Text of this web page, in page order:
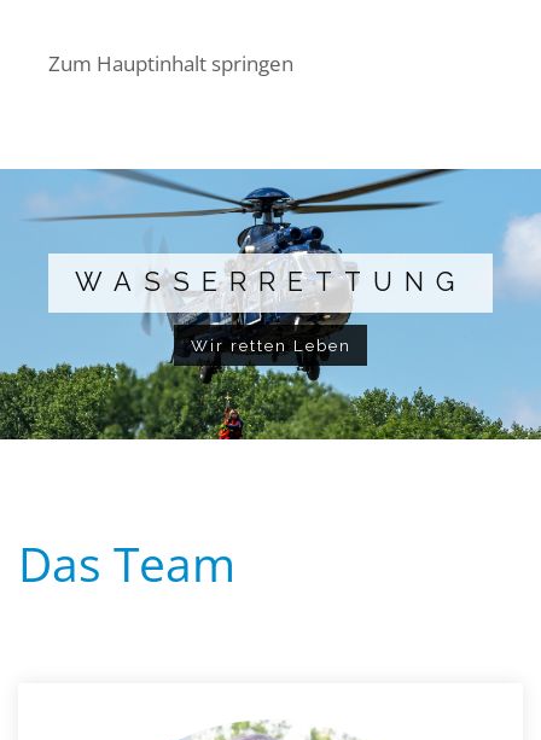
Zum Hauptinhalt springen
WASSERRETTUNG
Wir retten Leben
Das Team